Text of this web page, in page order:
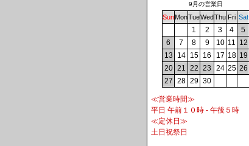
9月の営業日
SunMonTueWedThu Fri Sat
1 2 3 4
5
6
7 8 9 10 11 12
13
14 15 16 17 18 19
20 21 22 23 24 25 26
27 28 29 30
≪営業時間≫
平日 午前１０時 - 午後５時
≪定休日≫
土日祝祭日